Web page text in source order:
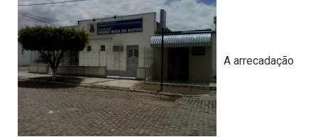
A arrecadação